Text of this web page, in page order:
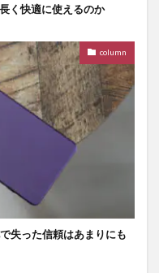
く快適に使えるのか
column
失った信頼はあまりにも